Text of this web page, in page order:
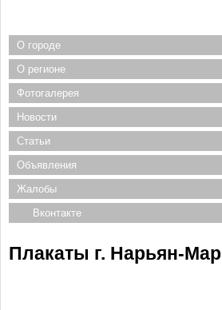
О городе
О регионе
Фотогалерея
Новости
Статьи
Объявления
Жалобы
Вконтакте
Плакаты г. Нарьян-Мар